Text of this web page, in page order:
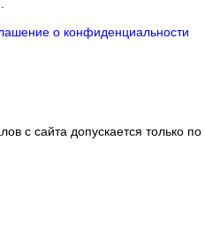
о конфиденциальности
с сайта допускается только